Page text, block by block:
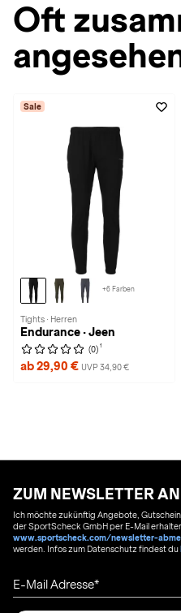
Oft
Sale
+6 Farben
Tights · Herren
Endurance · Jeen
(0) 1
ab 29,90 € UVP 34,90 €
ZUM NEWSLETTER
Ich möchte zukünftig Angebote,
der SportScheck GmbH per E-Mail
www.sportscheck.com/newsletter-
werden. Infos zum Datenschutz findest du
E-Mail Adresse